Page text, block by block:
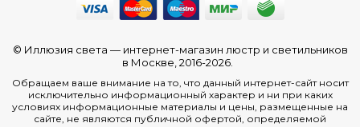
© Иллюзия света — интернет-магазин люстр и светильников
в Москве , 2016-2026.
Обращаем ваше внимание на то, что данный интернет-сайт носит
исключительно информационный характер и ни при каких
условиях информационные материалы и цены, размещенные на
сайте, не являются публичной офертой, определяемой